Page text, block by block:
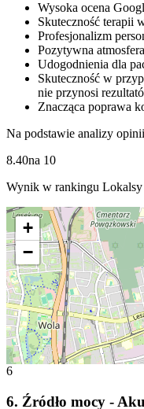
Wysoka ocena
Skuteczność terapii
Profesjonalizm
Pozytywna
Udogodnienia dla
Skuteczność w
nie przynosi
Znacząca poprawa
Na podstawie analizy
8.40na 10
Wynik w rankingu Lokalsy
+
−
6
6. Źródło mocy -